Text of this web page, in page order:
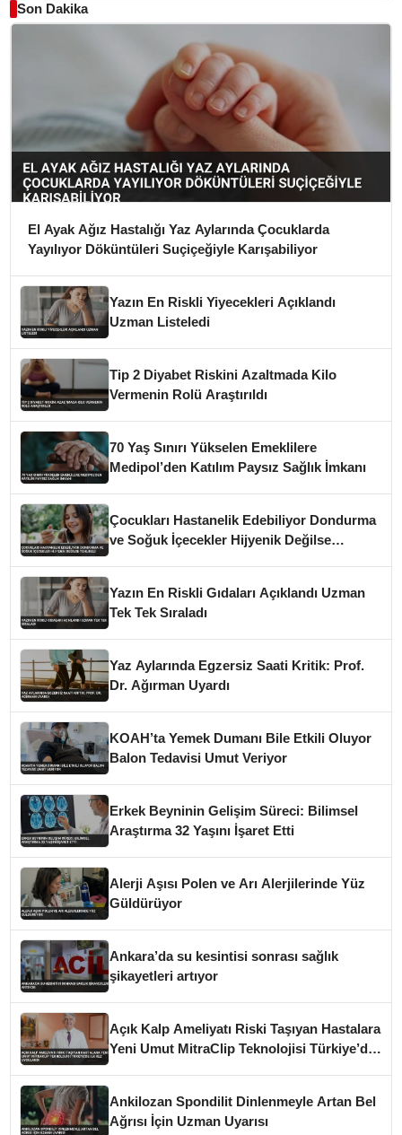
Son Dakika
El Ayak Ağız Hastalığı Yaz Aylarında Çocuklarda
Yayılıyor Döküntüleri Suçiçeğiyle Karışabiliyor
Yazın En Riskli Yiyecekleri Açıklandı
Uzman Listeledi
Tip 2 Diyabet Riskini Azaltmada Kilo
Vermenin Rolü Araştırıldı
70 Yaş Sınırı Yükselen Emeklilere
Medipol’den Katılım Paysız Sağlık İmkanı
Çocukları Hastanelik Edebiliyor Dondurma
ve Soğuk İçecekler Hijyenik Değilse
Yazın En Riskli Gıdaları Açıklandı Uzman
Tek Tek Sıraladı
Yaz Aylarında Egzersiz Saati Kritik: Prof.
Dr. Ağırman Uyardı
KOAH’ta Yemek Dumanı Bile Etkili Oluyor
Balon Tedavisi Umut Veriyor
Erkek Beyninin Gelişim Süreci: Bilimsel
Araştırma 32 Yaşını İşaret Etti
Alerji Aşısı Polen ve Arı Alerjilerinde Yüz
Güldürüyor
Ankara’da su kesintisi sonrası sağlık
şikayetleri artıyor
Açık Kalp Ameliyatı Riski Taşıyan Hastalara
Yeni Umut MitraClip Teknolojisi Türkiye’de
Ankilozan Spondilit Dinlenmeyle Artan Bel
Ağrısı İçin Uzman Uyarısı